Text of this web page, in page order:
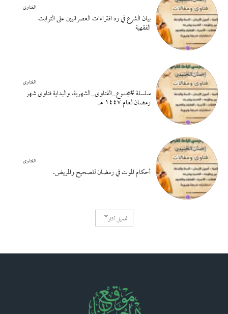
الفتاوى
بيان الشرع في رد افتراءات العصرانيين على الثوابت
الفقهية
الفتاوى
سلسلة #مجموع_الفتاوى_الشهرية، والبداية فتاوى شهر
رمضان لعام ١٤٤٧ هـ
الفتاوى
أحكام الموت في رمضان للصحيح والمريض.
تحميل أكثر